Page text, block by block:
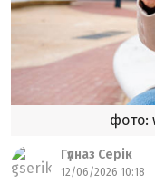
фото:
Гүлназ Серік
12/06/2026 10:18